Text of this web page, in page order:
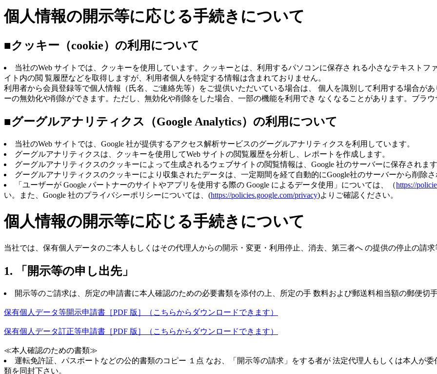
個人情報の開示等に応じる手続きについて
■クッキー（cookie）の利用について
当社のWeb サイトでは、クッキーを使用しています。クッキーとは、利用するパソコンに保存さ れる小さなテキスト
イト内の閲 覧履歴などを取得しますが、利用者個人を特定する情報は含まれておりません。
利用者から会員登録等で個人情報（氏名、ご連絡先等）をご提供いただいている場合は、 個人を識別して利用する場合が
ーの無効化や削除ができます。ただし、無効化や削除をした場合、一部の機能を利用でき なくなることがあります。ブラ
■グーグルアナリティクス（Google Analytics）の利用について
当社のWeb サイトでは、Google 社が提供するアクセス解析サービスのグーグルアナリティクスを利用しています。
グーグルアナリティクスは、クッキーを使用してWeb サイトの閲覧履歴を分析し、レポートを作成します。
グーグルアナリティクスのクッキーによって生成されるウェブサイトの閲覧情報は、Google 社のサーバーに保存されます
グーグルアナリティクスのクッキーにより収集されたデータは、一定期間を経て自動的にGoogle社のサーバーから削除さ
「ユーザーが Google パートナーのサイトやアプリを使用する際の Google によるデータ使用」については、（https://
い。また、Google 社のプライバシーポリシーについては、(https://policies.google.com/privacy)よりご確認ください。
個人情報の開示等に応じる手続きについて
当社では、保有個人データのご本人もしくはその代理人からの開示・変更・利用停止、消去、第三者へ の提供の停止の請
1. 「開示等の申し出先」
開示等のご請求は、所定の申請書に本人確認のための必要書類を添付の上、所定の手 数料および郵送料相当額の郵便切
保有個人データ等開示申請書［PDF 版］（こちらからダウンロードできます）
保有個人データ訂正等申請書［PDF 版］（こちらからダウンロードできます）
≪本人確認のための書類≫
運転免許証、パスポートなどの公的書類のコピー １点 なお、「開示等の請求」をする者が 法定代理人もしくは本人が
類を同封下さい。